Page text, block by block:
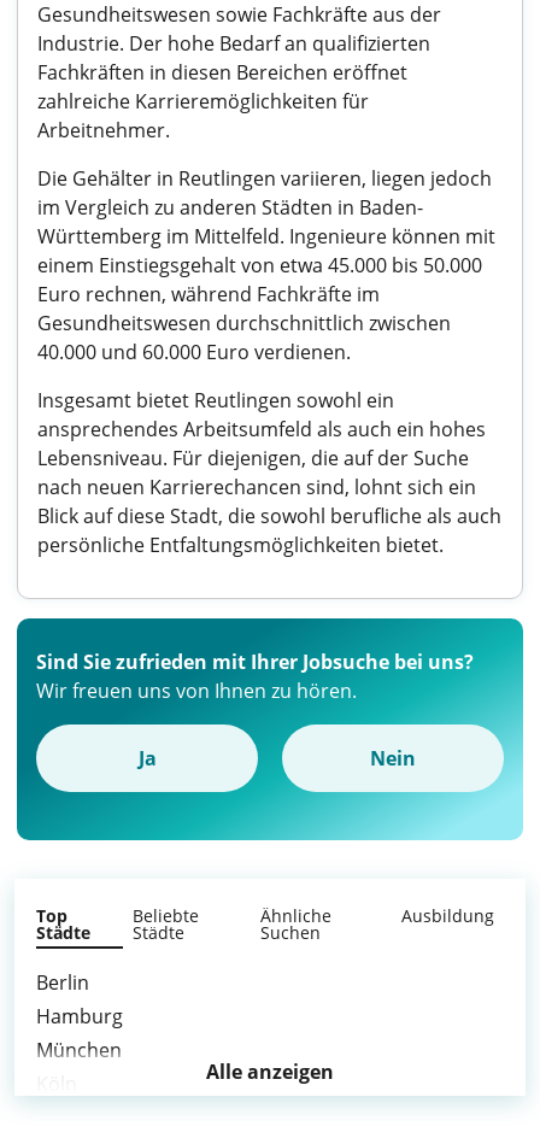
Gesundheitswesen sowie Fachkräfte aus der
Industrie. Der hohe Bedarf an qualifizierten
Fachkräften in diesen Bereichen eröffnet
zahlreiche Karrieremöglichkeiten für
Arbeitnehmer.
Die Gehälter in Reutlingen variieren, liegen jedoch
im Vergleich zu anderen Städten in Baden-
Württemberg im Mittelfeld. Ingenieure können mit
einem Einstiegsgehalt von etwa 45.000 bis 50.000
Euro rechnen, während Fachkräfte im
Gesundheitswesen durchschnittlich zwischen
40.000 und 60.000 Euro verdienen.
Insgesamt bietet Reutlingen sowohl ein
ansprechendes Arbeitsumfeld als auch ein hohes
Lebensniveau. Für diejenigen, die auf der Suche
nach neuen Karrierechancen sind, lohnt sich ein
Blick auf diese Stadt, die sowohl berufliche als auch
persönliche Entfaltungsmöglichkeiten bietet.
Sind Sie zufrieden mit Ihrer Jobsuche bei uns?
Wir freuen uns von Ihnen zu hören.
Ja Nein
Top
Städte
Beliebte
Städte
Ähnliche
Suchen
Ausbildung
Berlin
Hamburg
München
Alle anzeigen